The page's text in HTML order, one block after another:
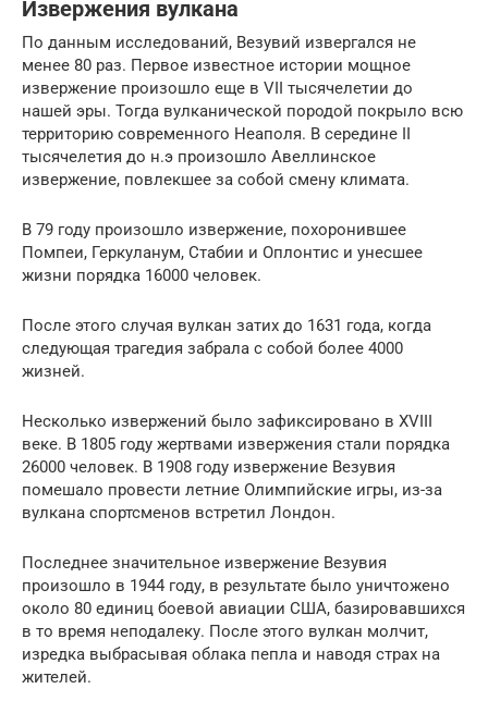
Извержения вулкана
По данным исследований, Везувий извергался не
менее 80 раз. Первое известное истории мощное
извержение произошло еще в VII тысячелетии до
нашей эры. Тогда вулканической породой покрыло всю
территорию современного Неаполя. В середине II
тысячелетия до н.э произошло Авеллинское
извержение, повлекшее за собой смену климата.
В 79 году произошло извержение, похоронившее
Помпеи, Геркуланум, Стабии и Оплонтис и унесшее
жизни порядка 16000 человек.
После этого случая вулкан затих до 1631 года, когда
следующая трагедия забрала с собой более 4000
жизней.
Несколько извержений было зафиксировано в XVIII
веке. В 1805 году жертвами извержения стали порядка
26000 человек. В 1908 году извержение Везувия
помешало провести летние Олимпийские игры, из-за
вулкана спортсменов встретил Лондон.
Последнее значительное извержение Везувия
произошло в 1944 году, в результате было уничтожено
около 80 единиц боевой авиации США, базировавшихся
в то время неподалеку. После этого вулкан молчит,
изредка выбрасывая облака пепла и наводя страх на
жителей.